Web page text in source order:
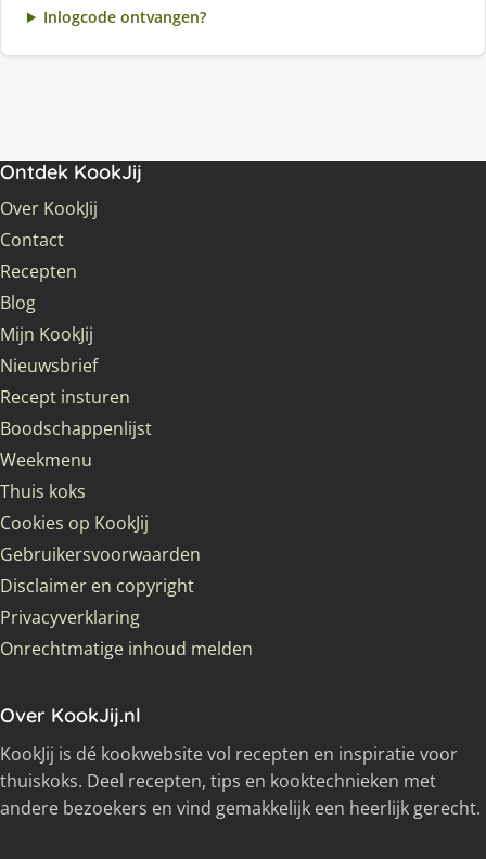
Inlogcode ontvangen?
Ontdek KookJij
Over KookJij
Contact
Recepten
Blog
Mijn KookJij
Nieuwsbrief
Recept insturen
Boodschappenlijst
Weekmenu
Thuis koks
Cookies op KookJij
Gebruikersvoorwaarden
Disclaimer en copyright
Privacyverklaring
Onrechtmatige inhoud melden
Over KookJij.nl
KookJij is dé kookwebsite vol recepten en inspiratie voor
thuiskoks. Deel recepten, tips en kooktechnieken met
andere bezoekers en vind gemakkelijk een heerlijk gerecht.